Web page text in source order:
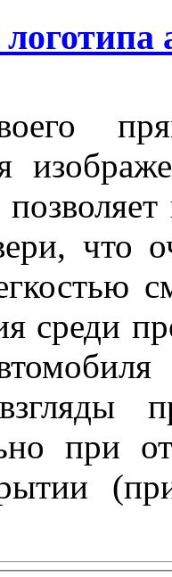
что
среди
при